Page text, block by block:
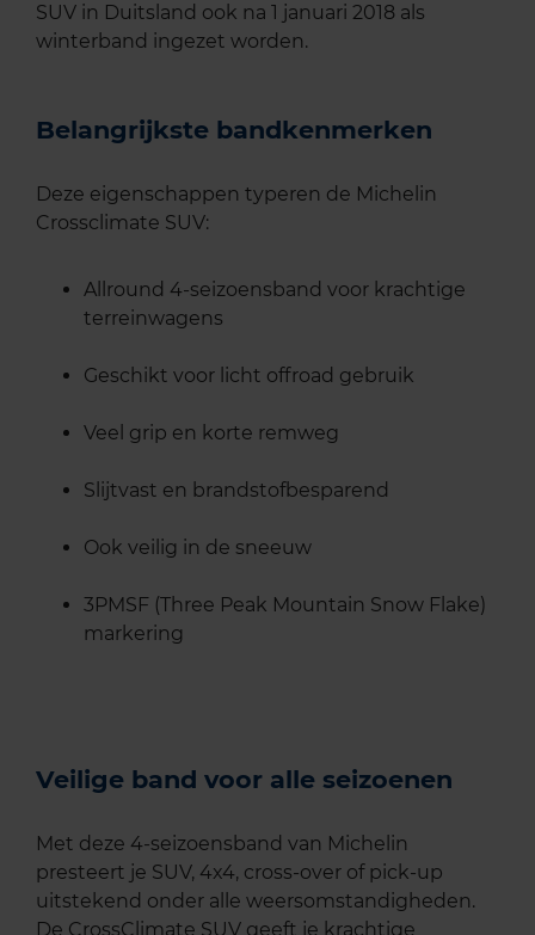
SUV in Duitsland ook na 1 januari 2018 als
winterband ingezet worden.
Belangrijkste bandkenmerken
Deze eigenschappen typeren de Michelin
Crossclimate SUV:
Allround 4-seizoensband voor krachtige
terreinwagens
Geschikt voor licht offroad gebruik
Veel grip en korte remweg
Slijtvast en brandstofbesparend
Ook veilig in de sneeuw
3PMSF (Three Peak Mountain Snow Flake)
markering
Veilige band voor alle seizoenen
Met deze 4-seizoensband van Michelin
presteert je SUV, 4x4, cross-over of pick-up
uitstekend onder alle weersomstandigheden.
De CrossClimate SUV geeft je krachtige